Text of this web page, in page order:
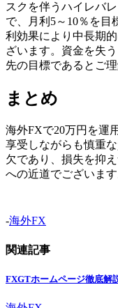
スクを伴うハイレバ
で、月利5～10％を目
利効果により中長期
ざいます。資金を失
先の目標であるとご
まとめ
海外FXで20万円を運
享受しながらも慎重
欠であり、損失を抑
への近道でございます
-海外FX
関連記事
FXGTホームページ徹底解